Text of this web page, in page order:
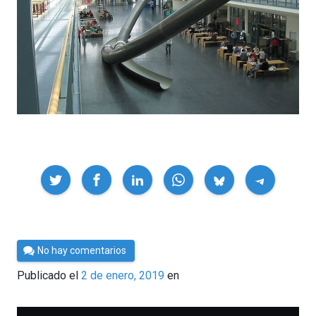
Compartir
Por
César
Tomé
No hay comentarios
Publicado el 2 de enero, 2019 en